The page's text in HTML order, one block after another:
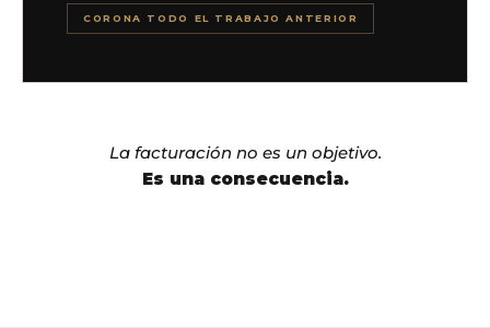
CORONA TODO EL TRABAJO ANTERIOR
La facturación no es un objetivo.
Es una consecuencia.